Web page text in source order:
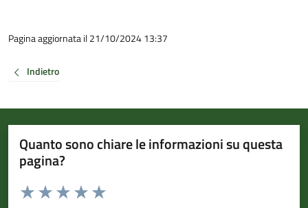
Pagina aggiornata il 21/10/2024 13:37
Indietro
Quanto sono chiare le informazioni su questa
pagina?
Valuta da 1 a 5 stelle la pagina